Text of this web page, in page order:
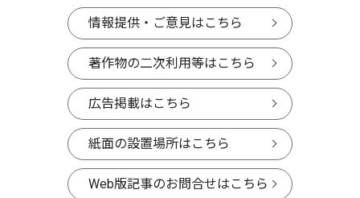
情報提供・ご意見はこちら
著作物の二次利用等はこちら
広告掲載はこちら
紙面の設置場所はこちら
Web版記事のお問合せはこちら